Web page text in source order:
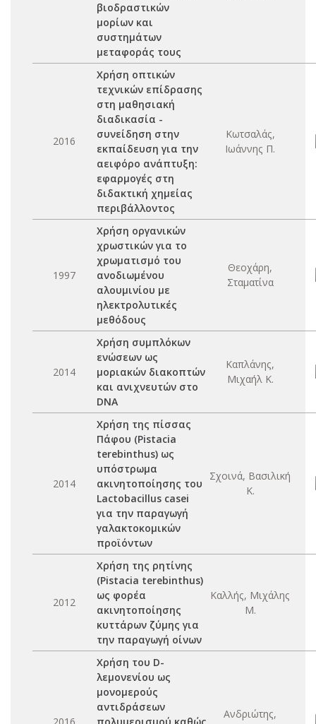
βιοδραστικών
μορίων και
συστημάτων
μεταφοράς τους
2016
Χρήση οπτικών
τεχνικών επίδρασης
στη μαθησιακή
διαδικασία -
συνείδηση στην
εκπαίδευση για την
αειφόρο ανάπτυξη:
εφαρμογές στη
διδακτική χημείας
περιβάλλοντος
Κωτσαλάς,
Ιωάννης Π.
1997
Χρήση οργανικών
χρωστικών για το
χρωματισμό του
ανοδιωμένου
αλουμινίου με
ηλεκτρολυτικές
μεθόδους
Θεοχάρη,
Σταματίνα
2014
Χρήση συμπλόκων
ενώσεων ως
μοριακών διακοπτών
και ανιχνευτών στο
DNA
Καπλάνης,
Μιχαήλ Κ.
2014
Χρήση της πίσσας
Πάφου (Pistacia
terebinthus) ως
υπόστρωμα
ακινητοποίησης του
Lactobacillus casei
για την παραγωγή
γαλακτοκομικών
προϊόντων
Σχοινά, Βασιλική
Κ.
2012
Χρήση της ρητίνης
(Pistacia terebinthus)
ως φορέα
ακινητοποίησης
κυττάρων ζύμης για
την παραγωγή οίνων
Καλλής, Μιχάλης
Μ.
Χρήση του D-
λεμονενίου ως
μονομερούς
αντιδράσεων
Ανδριώτης,